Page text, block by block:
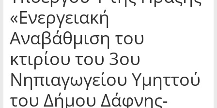
«Ενεργειακή
Αναβάθμιση του
κτιρίου του 3ου
Νηπιαγωγείου Υμηττού
του Δήμου Δάφνης-